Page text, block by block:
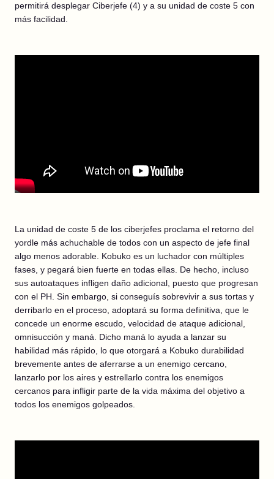
permitirá desplegar Ciberjefe (4) y a su unidad de coste 5 con
más facilidad.
La unidad de coste 5 de los ciberjefes proclama el retorno del
yordle más achuchable de todos con un aspecto de jefe final
algo menos adorable. Kobuko es un luchador con múltiples
fases, y pegará bien fuerte en todas ellas. De hecho, incluso
sus autoataques infligen daño adicional, puesto que progresan
con el PH. Sin embargo, si conseguís sobrevivir a sus tortas y
derribarlo en el proceso, adoptará su forma definitiva, que le
concede un enorme escudo, velocidad de ataque adicional,
omnisucción y maná. Dicho maná lo ayuda a lanzar su
habilidad más rápido, lo que otorgará a Kobuko durabilidad
brevemente antes de aferrarse a un enemigo cercano,
lanzarlo por los aires y estrellarlo contra los enemigos
cercanos para infligir parte de la vida máxima del objetivo a
todos los enemigos golpeados.